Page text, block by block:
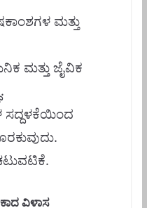
ಮತ್ತು
ಮತ್ತು ಜೈವಿಕ
ಸದ್ದಳಕೆಯಿಂದ
ವಿಳಾಸ